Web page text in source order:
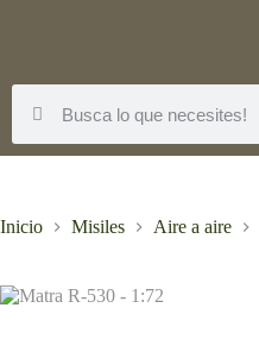
Inicio Misiles Aire a aire